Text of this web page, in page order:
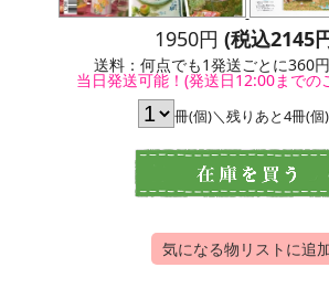
1950円 (税込2145
送料：何点でも1発送ごとに360
当日発送可能！(発送日12:00までの
冊(個)＼残りあと4冊(個
気になる物リストに追